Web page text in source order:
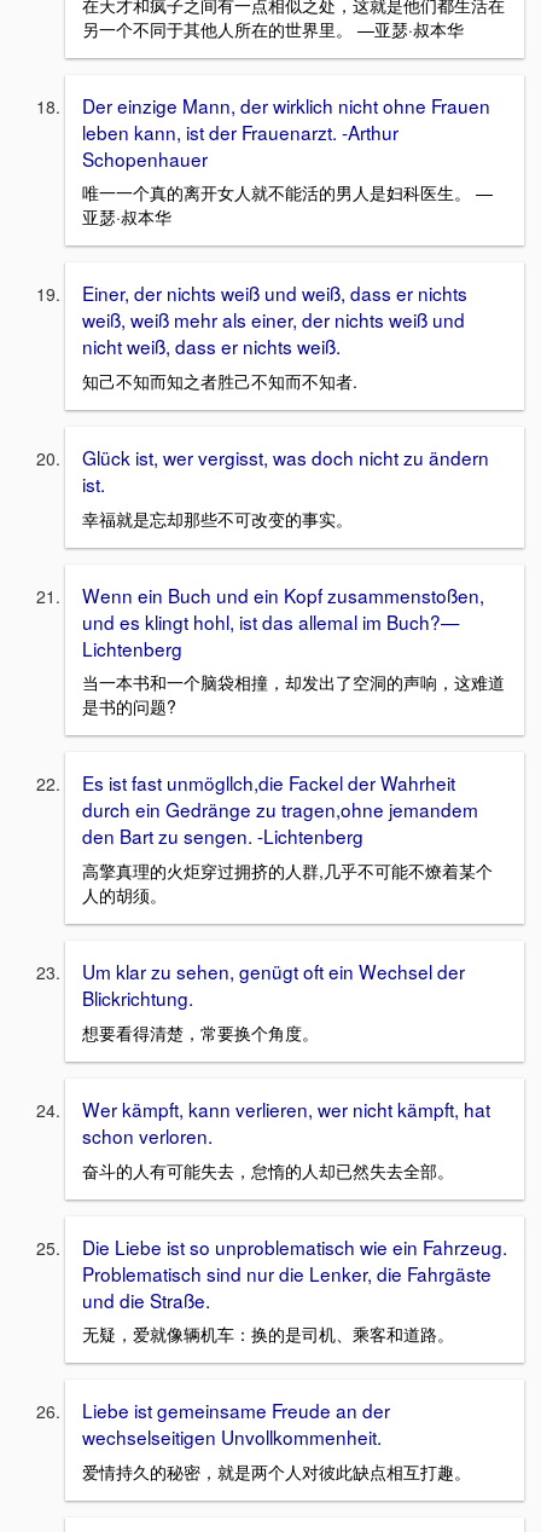
另一个不同于其他人所在的世界里。 —亚瑟·叔本华
Der einzige Mann, der wirklich nicht ohne Frauen
leben kann, ist der Frauenarzt. -Arthur
Schopenhauer
唯一一个真的离开女人就不能活的男人是妇科医生。 —
亚瑟·叔本华
Einer, der nichts weiß und weiß, dass er nichts
weiß, weiß mehr als einer, der nichts weiß und
nicht weiß, dass er nichts weiß.
知己不知而知之者胜己不知而不知者.
Glück ist, wer vergisst, was doch nicht zu ändern
ist.
幸福就是忘却那些不可改变的事实。
Wenn ein Buch und ein Kopf zusammenstoßen,
und es klingt hohl, ist das allemal im Buch?—
Lichtenberg
当一本书和一个脑袋相撞，却发出了空洞的声响，这难道
是书的问题?
Es ist fast unmögllch,die Fackel der Wahrheit
durch ein Gedränge zu tragen,ohne jemandem
den Bart zu sengen. -Lichtenberg
高擎真理的火炬穿过拥挤的人群,几乎不可能不燎着某个
人的胡须。
Um klar zu sehen, genügt oft ein Wechsel der
Blickrichtung.
想要看得清楚，常要换个角度。
Wer kämpft, kann verlieren, wer nicht kämpft, hat
schon verloren.
奋斗的人有可能失去，怠惰的人却已然失去全部。
Die Liebe ist so unproblematisch wie ein Fahrzeug.
Problematisch sind nur die Lenker, die Fahrgäste
und die Straße.
无疑，爱就像辆机车：换的是司机、乘客和道路。
Liebe ist gemeinsame Freude an der
wechselseitigen Unvollkommenheit.
爱情持久的秘密，就是两个人对彼此缺点相互打趣。